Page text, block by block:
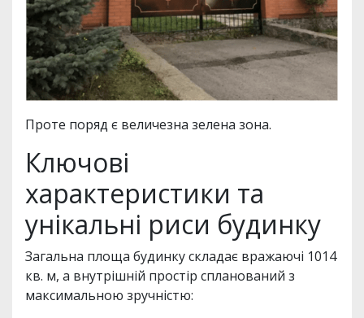
Проте поряд є величезна зелена зона.
Ключові
характеристики та
унікальні риси будинку
Загальна площа будинку складає вражаючі 1014
кв. м, а внутрішній простір спланований з
максимальною зручністю: